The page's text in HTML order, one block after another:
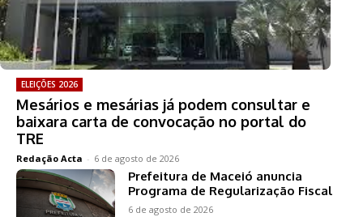
ELEIÇÕES 2026
Mesários e mesárias já podem consultar e
baixara carta de convocação no portal do
TRE
Redação Acta - 6 de agosto de 2026
Prefeitura de Maceió anuncia
Programa de Regularização Fiscal
6 de agosto de 2026